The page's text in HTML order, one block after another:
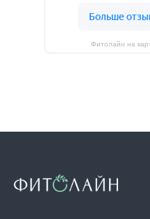
Фитолайн на